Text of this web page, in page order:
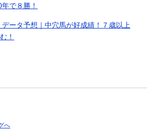
で８勝！
データ予想｜中穴馬が好成績！７歳以上
！
へ